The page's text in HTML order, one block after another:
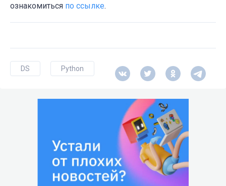
ознакомиться по ссылке.
DS Python